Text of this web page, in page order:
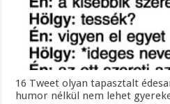
16 Tweet olyan tapasztalt
humor nélkül nem lehet